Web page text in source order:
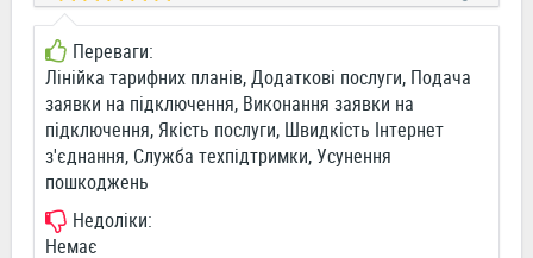
Переваги:
Лінійка тарифних планів, Додаткові послуги, Подача
заявки на підключення, Виконання заявки на
підключення, Якість послуги, Швидкість Інтернет
з'єднання, Служба техпідтримки, Усунення
пошкоджень
Недоліки:
Немає